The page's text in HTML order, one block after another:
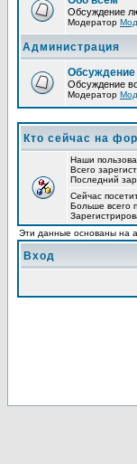
Обсуждение
Модератор
Администрация
Обсуждение
Обсуждение
Модератор
Кто сейчас на
Наши
Всего
Последний
Сейчас
Больше всего
Эти данные основаны на
Вход